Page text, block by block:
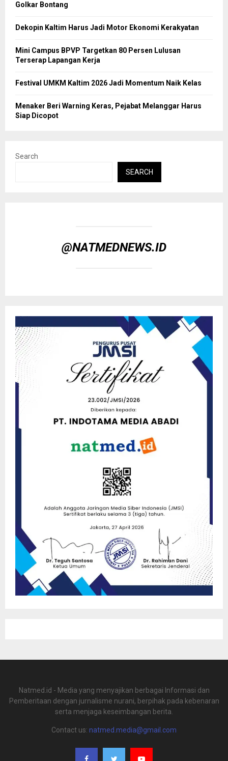
Golkar Bontang
Dekopin Kaltim Harus Jadi Motor Ekonomi Kerakyatan
Mini Campus BPVP Targetkan 80 Persen Lulusan
Terserap Lapangan Kerja
Festival UMKM Kaltim 2026 Jadi Momentum Naik Kelas
Menaker Beri Warning Keras, Pejabat Melanggar Harus
Siap Dicopot
Search
SEARCH
@NATMEDNEWS.ID
Natmed.id - Media yang menyajikan berbagai Informasi dan
Pemberitaan dengan jurnalisme nurani, berpihak pada kebenaran
serta menjaga keseimbangan berita.
Contact us: natmed.media@gmail.com